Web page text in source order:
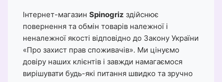
Інтернет-магазин Spinogriz здійснює
повернення та обмін товарів належної і
неналежної якості відповідно до Закону України
«Про захист прав споживачів». Ми цінуємо
довіру наших клієнтів і завжди намагаємося
вирішувати будь-які питання швидко та зручно